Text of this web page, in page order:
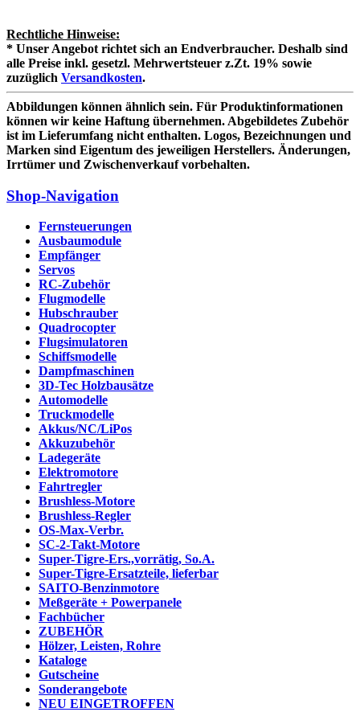
Rechtliche Hinweise:
* Unser Angebot richtet sich an Endverbraucher. Deshalb sind
alle Preise inkl. gesetzl. Mehrwertsteuer z.Zt. 19% sowie
zuzüglich Versandkosten.
Abbildungen können ähnlich sein. Für Produktinformationen
können wir keine Haftung übernehmen. Abgebildetes Zubehör
ist im Lieferumfang nicht enthalten. Logos, Bezeichnungen und
Marken sind Eigentum des jeweiligen Herstellers. Änderungen,
Irrtümer und Zwischenverkauf vorbehalten.
Shop-Navigation
Fernsteuerungen
Ausbaumodule
Empfänger
Servos
RC-Zubehör
Flugmodelle
Hubschrauber
Quadrocopter
Flugsimulatoren
Schiffsmodelle
Dampfmaschinen
3D-Tec Holzbausätze
Automodelle
Truckmodelle
Akkus/NC/LiPos
Akkuzubehör
Ladegeräte
Elektromotore
Fahrtregler
Brushless-Motore
Brushless-Regler
OS-Max-Verbr.
SC-2-Takt-Motore
Super-Tigre-Ers.,vorrätig, So.A.
Super-Tigre-Ersatzteile, lieferbar
SAITO-Benzinmotore
Meßgeräte + Powerpanele
Fachbücher
ZUBEHÖR
Hölzer, Leisten, Rohre
Kataloge
Gutscheine
Sonderangebote
NEU EINGETROFFEN